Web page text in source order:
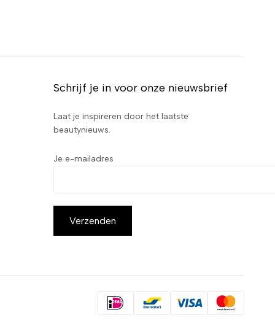
Schrijf je in voor onze nieuwsbrief
Laat je inspireren door het laatste
beautynieuws.
Je e-mailadres